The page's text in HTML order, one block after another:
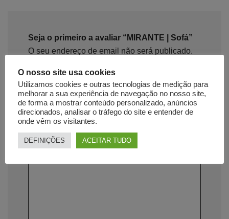
Seja o primeiro a avaliar “MIRANTE | Sofá”
O seu endereço de email não será publicado.
A sua classificação*
O nosso site usa cookies
Utilizamos cookies e outras tecnologias de medição para
melhorar a sua experiência de navegação no nosso site,
de forma a mostrar conteúdo personalizado, anúncios
direcionados, analisar o tráfego do site e entender de
onde vêm os visitantes.
DEFINIÇÕES ACEITAR TUDO